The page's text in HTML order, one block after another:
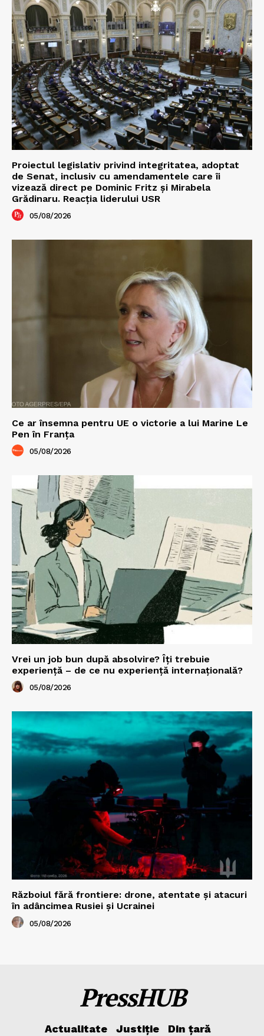
Proiectul legislativ privind integritatea, adoptat
de Senat, inclusiv cu amendamentele care îi
vizează direct pe Dominic Fritz și Mirabela
Grădinaru. Reacția liderului USR
05/08/2026
Ce ar însemna pentru UE o victorie a lui Marine Le
Pen în Franța
05/08/2026
Vrei un job bun după absolvire? Îți trebuie
experiență – de ce nu experiență internațională?
05/08/2026
Războiul fără frontiere: drone, atentate și atacuri
în adâncimea Rusiei și Ucrainei
05/08/2026
PressHUB
Actualitate Justiție
Din țară